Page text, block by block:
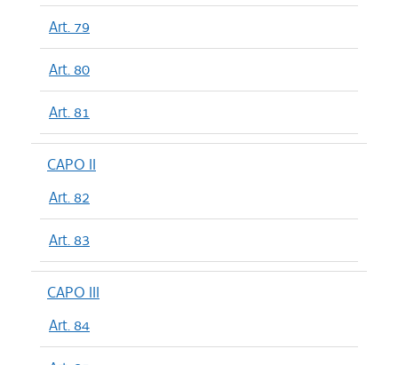
Art. 79
Art. 80
Art. 81
CAPO II
Art. 82
Art. 83
CAPO III
Art. 84